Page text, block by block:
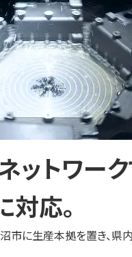
ットワー
応。
市に生産本拠を置き、